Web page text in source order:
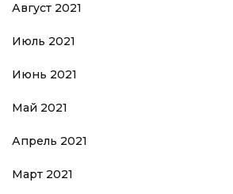
Август 2021
Июль 2021
Июнь 2021
Май 2021
Апрель 2021
Март 2021